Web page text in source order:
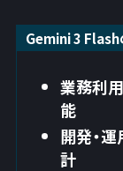
Gemini 3 Flash
業務利
能
開発・
計